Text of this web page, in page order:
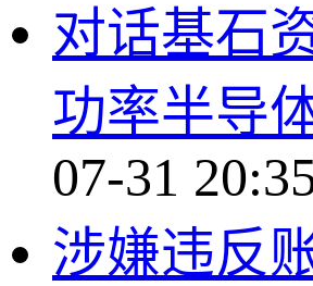
对话基石
功率半导
07-31
涉嫌违反